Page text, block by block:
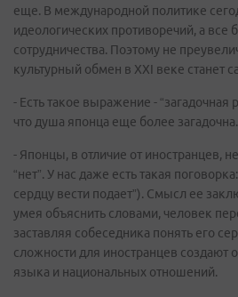
еще. В международной политике
идеологических противоречий, а все
сотрудничества. Поэтому не
культурный обмен в XXI веке
- Есть такое выражение - “загадочная
что душа японца еще более
- Японцы, в отличие от иностранцев,
“нет”. У нас даже есть такая
сердцу вести подает”). Смысл ее
умея объяснить словами, человек
заставляя собеседника понять его
сложности для иностранцев создают
языка и национальных отношений.